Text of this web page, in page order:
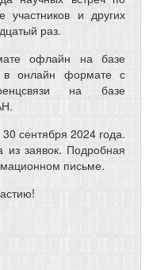
участников и других
раз.
офлайн на базе
онлайн формате с
на базе
сентября 2024 года.
заявок. Подробная
письме.